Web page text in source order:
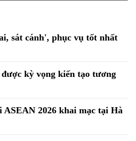
sát cánh', phục vụ tốt nhất
kỳ vọng kiến tạo tương
ASEAN 2026 khai mạc tại Hà